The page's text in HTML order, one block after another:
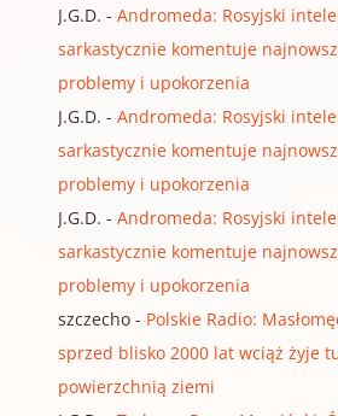
J.G.D. - Andromeda: Rosyjski
sarkastycznie komentuje
problemy i upokorzenia
J.G.D. - Andromeda: Rosyjski
sarkastycznie komentuje
problemy i upokorzenia
J.G.D. - Andromeda: Rosyjski
sarkastycznie komentuje
problemy i upokorzenia
szczecho- Polskie Radio:
sprzed blisko 2000 lat wciąż żyje
powierzchnią ziemi